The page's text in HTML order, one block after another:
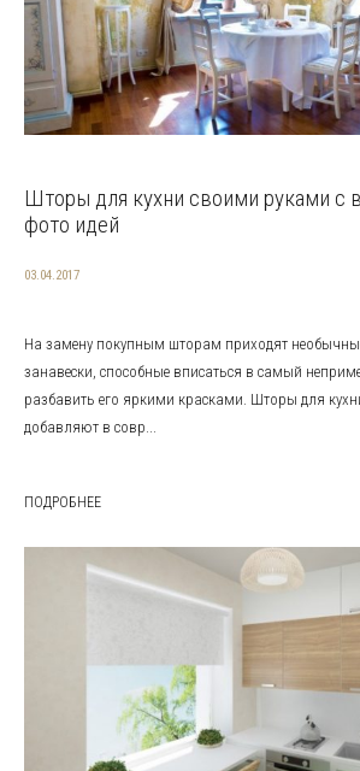
Шторы для кухни своими руками с
фото идей
03.04.2017
На замену покупным шторам приходят
занавески, способные вписаться в самый
разбавить его яркими красками. Шторы для
добавляют в совр...
ПОДРОБНЕЕ